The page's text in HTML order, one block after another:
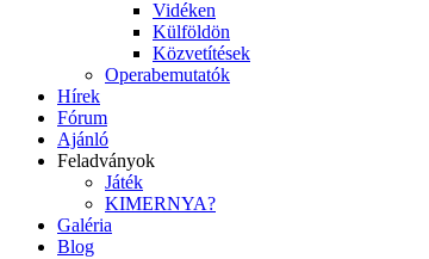
Vidéken
Külföldön
Közvetítések
Operabemutatók
Hírek
Fórum
Ajánló
Feladványok
Játék
KIMERNYA?
Galéria
Blog